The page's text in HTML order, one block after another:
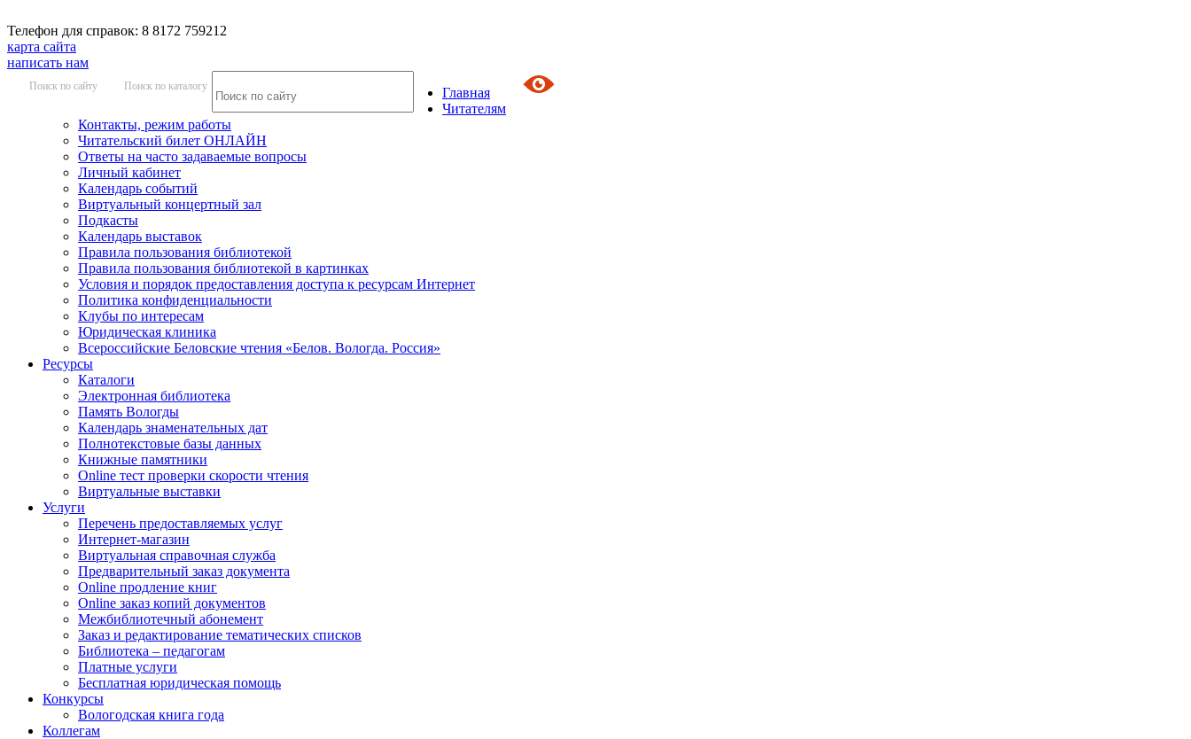
Телефон для справок: 8 8172 759212
карта сайта
написать нам
Поиск по сайту Поиск по каталогу
Главная
Читателям
Контакты, режим работы
Читательский билет ОНЛАЙН
Ответы на часто задаваемые вопросы
Личный кабинет
Календарь событий
Виртуальный концертный зал
Подкасты
Календарь выставок
Правила пользования библиотекой
Правила пользования библиотекой в картинках
Условия и порядок предоставления доступа к ресурсам Интернет
Политика конфиденциальности
Клубы по интересам
Юридическая клиника
Всероссийские Беловские чтения «Белов. Вологда. Россия»
Ресурсы
Каталоги
Электронная библиотека
Память Вологды
Календарь знаменательных дат
Полнотекстовые базы данных
Книжные памятники
Online тест проверки скорости чтения
Виртуальные выставки
Услуги
Перечень предоставляемых услуг
Интернет-магазин
Виртуальная справочная служба
Предварительный заказ документа
Online продление книг
Online заказ копий документов
Межбиблиотечный абонемент
Заказ и редактирование тематических списков
Библиотека – педагогам
Платные услуги
Бесплатная юридическая помощь
Конкурсы
Вологодская книга года
Коллегам